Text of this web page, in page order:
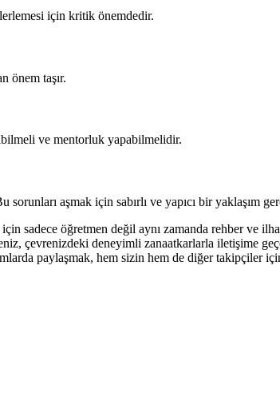
için kritik önemdedir.
önem taşır.
ve mentorluk yapabilmelidir.
aşmak için sabırlı ve yapıcı bir yaklaşım
sadece öğretmen değil aynı zamanda rehber ve
çevrenizdeki deneyimli zanaatkarlarla iletişime
paylaşmak, hem sizin hem de diğer takipçiler